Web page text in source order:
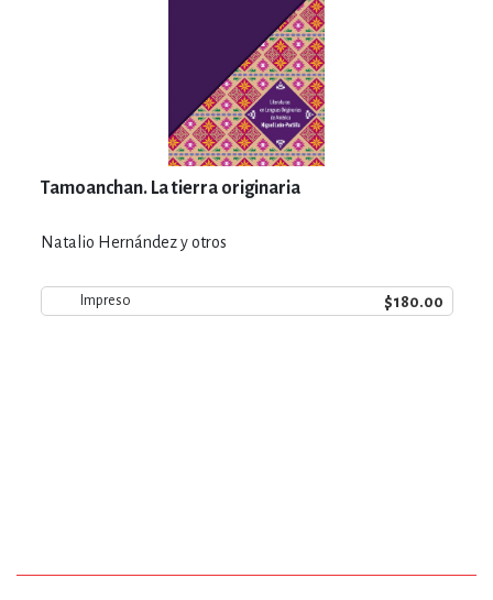
Tamoanchan. La tierra originaria
Natalio Hernández y otros
Impreso $180.00